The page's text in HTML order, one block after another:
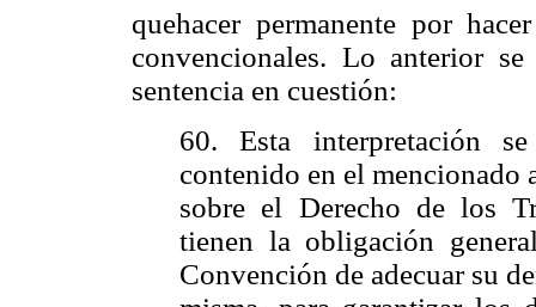
quehacer permanente por
convencionales. Lo anterior
sentencia en cuestión:
60. Esta interpretación
contenido en el
sobre el Derecho de los
tienen la obligación
Convención de adecuar su